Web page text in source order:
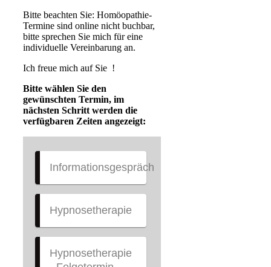
Bitte beachten Sie: Homöopathie-
Termine sind online nicht buchbar,
bitte sprechen Sie mich für eine
individuelle Vereinbarung an.
Ich freue mich auf Sie !
Bitte wählen Sie den
gewünschten Termin, im
nächsten Schritt werden die
verfügbaren Zeiten angezeigt: